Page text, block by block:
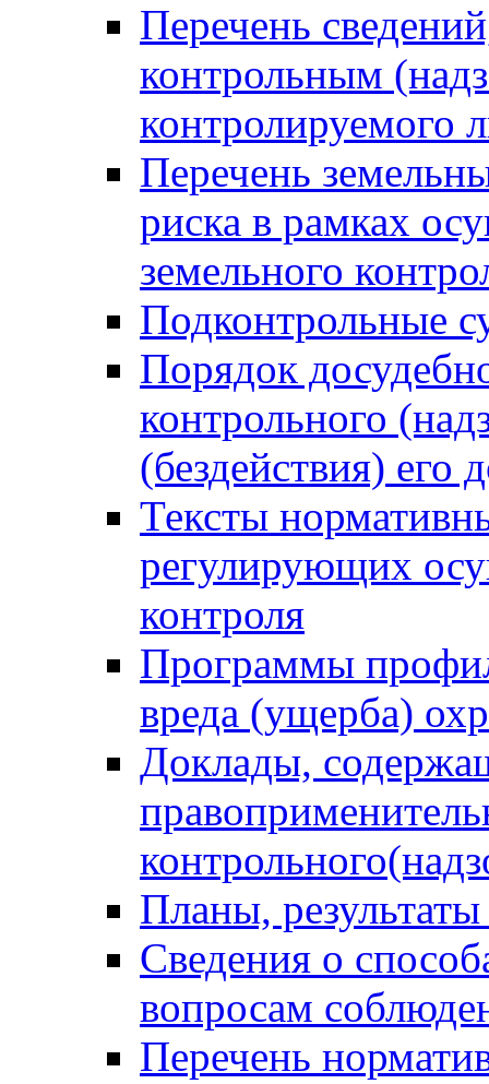
Перечень
контрольным
контролируемого
Перечень
риска в рамках
земельного
Подконтрольные
Порядок
контрольного
(бездействия)
Тексты
регулирующих
контроля
Программы
вреда (ущерба)
Доклады,
Планы,
Сведения о
вопросам
Перечень